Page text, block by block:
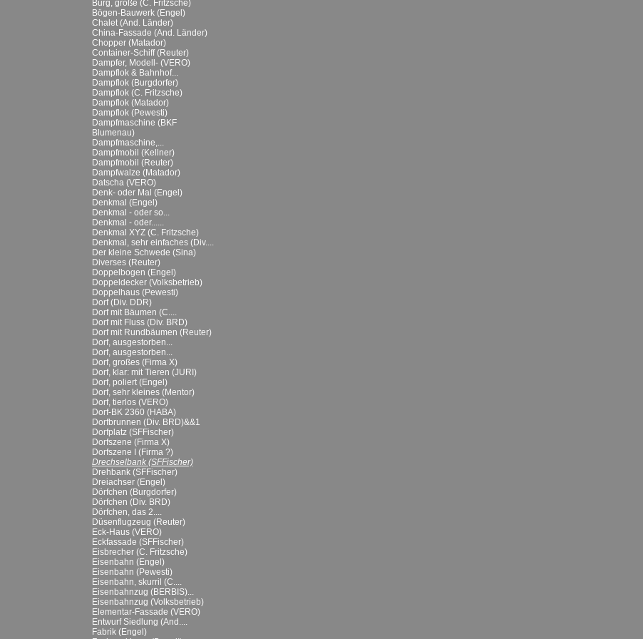
Burg, große (C. Fritzsche)
Bögen-Bauwerk (Engel)
Chalet (And. Länder)
China-Fassade (And. Länder)
Chopper (Matador)
Container-Schiff (Reuter)
Dampfer, Modell- (VERO)
Dampflok & Bahnhof...
Dampflok (Burgdorfer)
Dampflok (C. Fritzsche)
Dampflok (Matador)
Dampflok (Pewesti)
Dampfmaschine (BKF
Blumenau)
Dampfmaschine,...
Dampfmobil (Kellner)
Dampfmobil (Reuter)
Dampfwalze (Matador)
Datscha (VERO)
Denk- oder Mal (Engel)
Denkmal (Engel)
Denkmal - oder so...
Denkmal - oder......
Denkmal XYZ (C. Fritzsche)
Denkmal, sehr einfaches (Div....
Der kleine Schwede (Sina)
Diverses (Reuter)
Doppelbogen (Engel)
Doppeldecker (Volksbetrieb)
Doppelhaus (Pewesti)
Dorf (Div. DDR)
Dorf mit Bäumen (C....
Dorf mit Fluss (Div. BRD)
Dorf mit Rundbäumen (Reuter)
Dorf, ausgestorben...
Dorf, ausgestorben...
Dorf, großes (Firma X)
Dorf, klar: mit Tieren (JURI)
Dorf, poliert (Engel)
Dorf, sehr kleines (Mentor)
Dorf, tierlos (VERO)
Dorf-BK 2360 (HABA)
Dorfbrunnen (Div. BRD)&&1
Dorfplatz (SFFischer)
Dorfszene (Firma X)
Dorfszene I (Firma ?)
Drechselbank (SFFischer)
Drehbank (SFFischer)
Dreiachser (Engel)
Dörfchen (Burgdorfer)
Dörfchen (Div. BRD)
Dörfchen, das 2....
Düsenflugzeug (Reuter)
Eck-Haus (VERO)
Eckfassade (SFFischer)
Eisbrecher (C. Fritzsche)
Eisenbahn (Engel)
Eisenbahn (Pewesti)
Eisenbahn, skurril (C....
Eisenbahnzug (BERBIS)...
Eisenbahnzug (Volksbetrieb)
Elementar-Fassade (VERO)
Entwurf Siedlung (And....
Fabrik (Engel)